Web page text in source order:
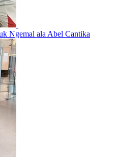
Ngemal ala Abel Cantika